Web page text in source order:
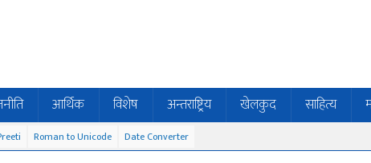
आर्थिक विशेष अन्तराष्ट्रिय खेलकुद साहित्य
Roman to Unicode Date Converter